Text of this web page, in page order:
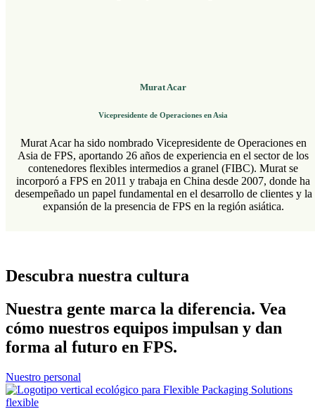
Murat Acar
Vicepresidente de Operaciones en Asia
Murat Acar ha sido nombrado Vicepresidente de Operaciones en
Asia de FPS, aportando 26 años de experiencia en el sector de los
contenedores flexibles intermedios a granel (FIBC). Murat se
incorporó a FPS en 2011 y trabaja en China desde 2007, donde ha
desempeñado un papel fundamental en el desarrollo de clientes y la
expansión de la presencia de FPS en la región asiática.
Descubra nuestra cultura
Nuestra gente marca la diferencia. Vea
cómo nuestros equipos impulsan y dan
forma al futuro en FPS.
Nuestro personal